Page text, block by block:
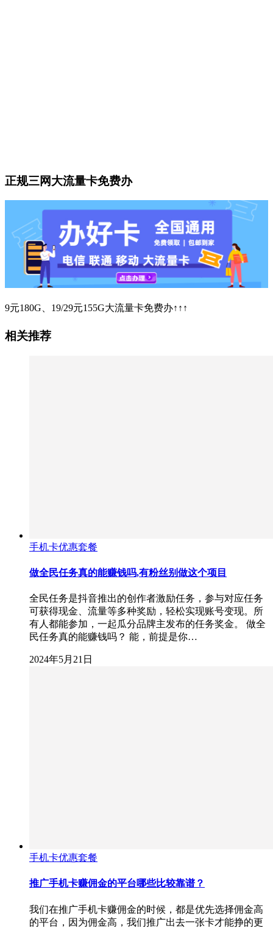
正规三网大流量卡免费办
9元180G、19/29元155G大流量卡免费办↑↑↑
相关推荐
手机卡优惠套餐
做全民任务真的能赚钱吗,有粉丝别做这个项目
全民任务是抖音推出的创作者激励任务，参与对应任务
可获得现金、流量等多种奖励，轻松实现账号变现。所
有人都能参加，一起瓜分品牌主发布的任务奖金。 做全
民任务真的能赚钱吗？ 能，前提是你…
2024年5月21日
手机卡优惠套餐
推广手机卡赚佣金的平台哪些比较靠谱？
我们在推广手机卡赚佣金的时候，都是优先选择佣金高
的平台，因为佣金高，我们推广出去一张卡才能挣的更